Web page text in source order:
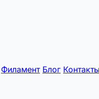
Филамент Блог